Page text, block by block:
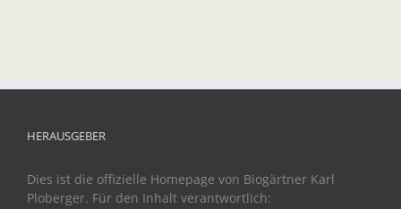
HERAUSGEBER
Dies ist die offizielle Homepage von Biogärtner Karl
Ploberger. Für den Inhalt verantwortlich: